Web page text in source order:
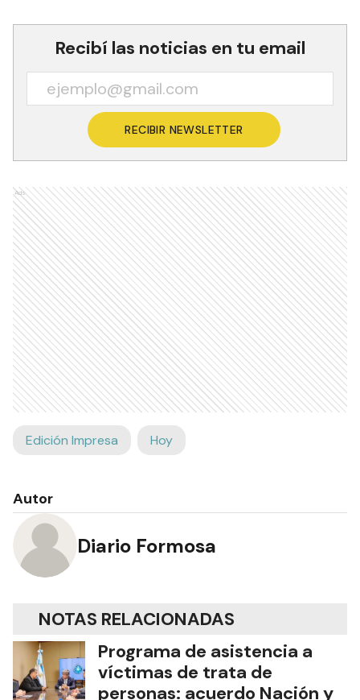
Recibí las noticias en tu email
RECIBIR NEWSLETTER
Ads
Edición Impresa Hoy
Autor
Diario Formosa
NOTAS RELACIONADAS
Programa de asistencia a
víctimas de trata de
personas: acuerdo Nación y